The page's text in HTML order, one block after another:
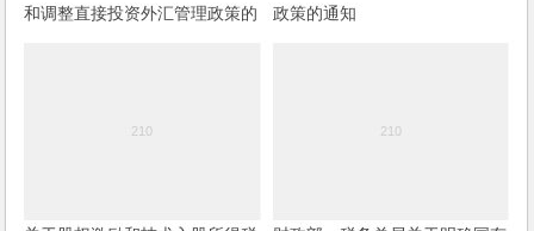
和调整直接投资外汇管理政策的
政策的通知